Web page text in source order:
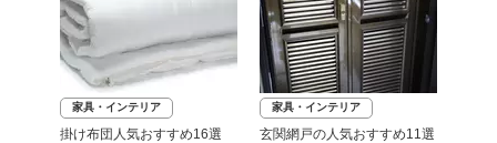
家具・インテリア
掛け布団人気おすすめ16選
家具・インテリア
玄関網戸の人気おすすめ11選